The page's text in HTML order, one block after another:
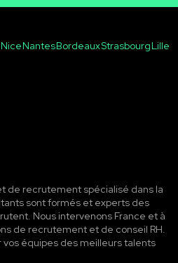
NiceNantesBordeauxStrasbourgLille
de recrutement spécialisé dans la
sont formés et experts des
Nous intervenons France et à
de recrutement et de conseil RH.
vos équipes des meilleurs talents